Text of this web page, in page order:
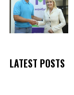
LATEST POSTS